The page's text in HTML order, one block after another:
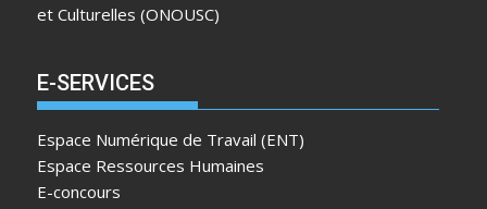
et Culturelles (ONOUSC)
E-SERVICES
Espace Numérique de Travail (ENT)
Espace Ressources Humaines
E-concours